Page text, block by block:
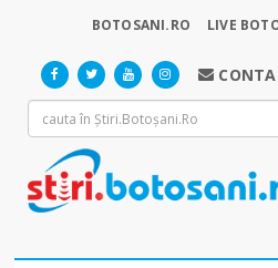
BOTOSANI.RO LIVE